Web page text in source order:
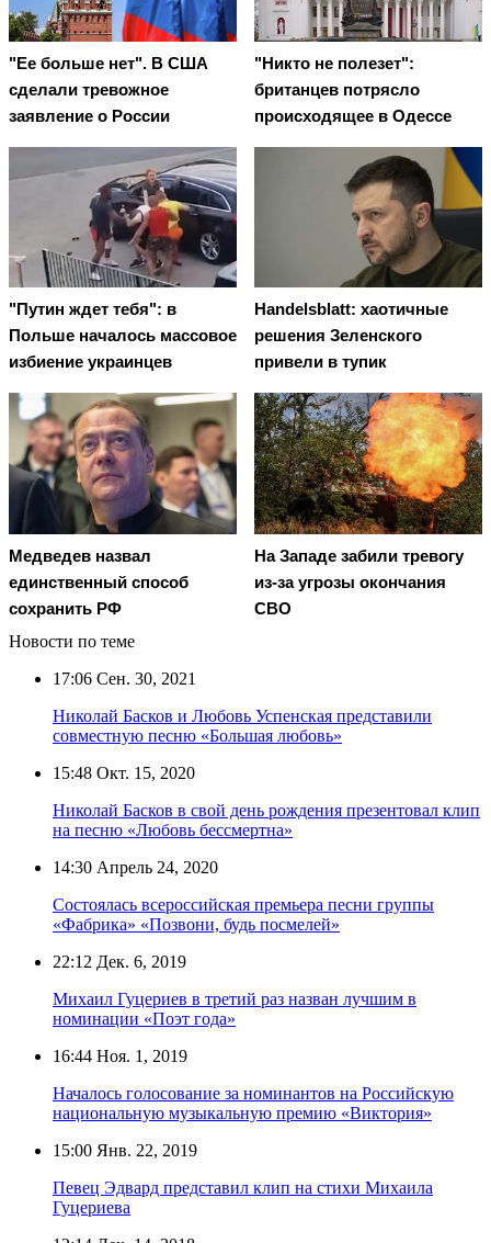
"Ее больше нет". В США
сделали тревожное
заявление о России
"Никто не полезет":
британцев потрясло
происходящее в Одессе
"Путин ждет тебя": в
Польше началось массовое
избиение украинцев
Handelsblatt: хаотичные
решения Зеленского
привели в тупик
Медведев назвал
единственный способ
сохранить РФ
На Западе забили тревогу
из-за угрозы окончания
СВО
Новости по теме
17:06 Сен. 30, 2021
Николай Басков и Любовь Успенская представили
совместную песню «Большая любовь»
15:48 Окт. 15, 2020
Николай Басков в свой день рождения презентовал клип
на песню «Любовь бессмертна»
14:30 Апрель 24, 2020
Состоялась всероссийская премьера песни группы
«Фабрика» «Позвони, будь посмелей»
22:12 Дек. 6, 2019
Михаил Гуцериев в третий раз назван лучшим в
номинации «Поэт года»
16:44 Ноя. 1, 2019
Началось голосование за номинантов на Российскую
национальную музыкальную премию «Виктория»
15:00 Янв. 22, 2019
Певец Эдвард представил клип на стихи Михаила
Гуцериева